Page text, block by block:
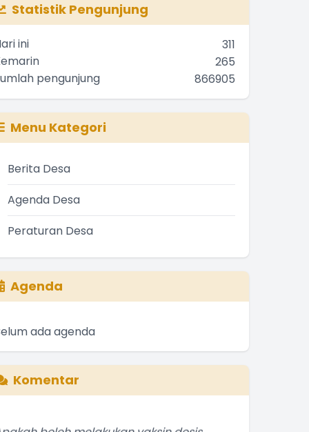
Statistik Pengunjung
ini
311
265
pengunjung
866905
Menu Kategori
Berita Desa
Agenda Desa
Peraturan Desa
Agenda
ada agenda
Komentar